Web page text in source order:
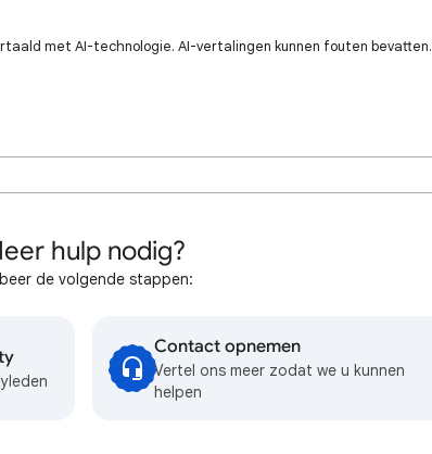
met AI-technologie. AI-vertalingen kunnen fouten bevatten.
hulp nodig?
de volgende stappen:
Contact opnemen
Vertel ons meer zodat we u kunnen
helpen